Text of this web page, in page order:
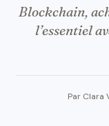
Blockchain,
l’essentiel
Par Clara